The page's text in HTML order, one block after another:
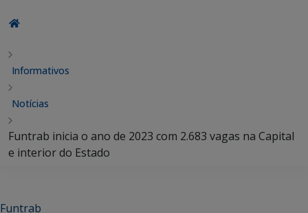
Informativos
Notícias
Funtrab inicia o ano de 2023 com 2.683 vagas na Capital
e interior do Estado
Funtrab